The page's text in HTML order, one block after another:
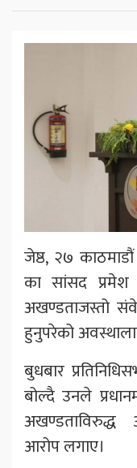
जेष्ठ, २७
का सांसद
अखण्डताजस्तो
हुनुपरेको
बुधबार
बोल्दै उनले
अखण्डताविरुद्ध
आरोप लगाए।